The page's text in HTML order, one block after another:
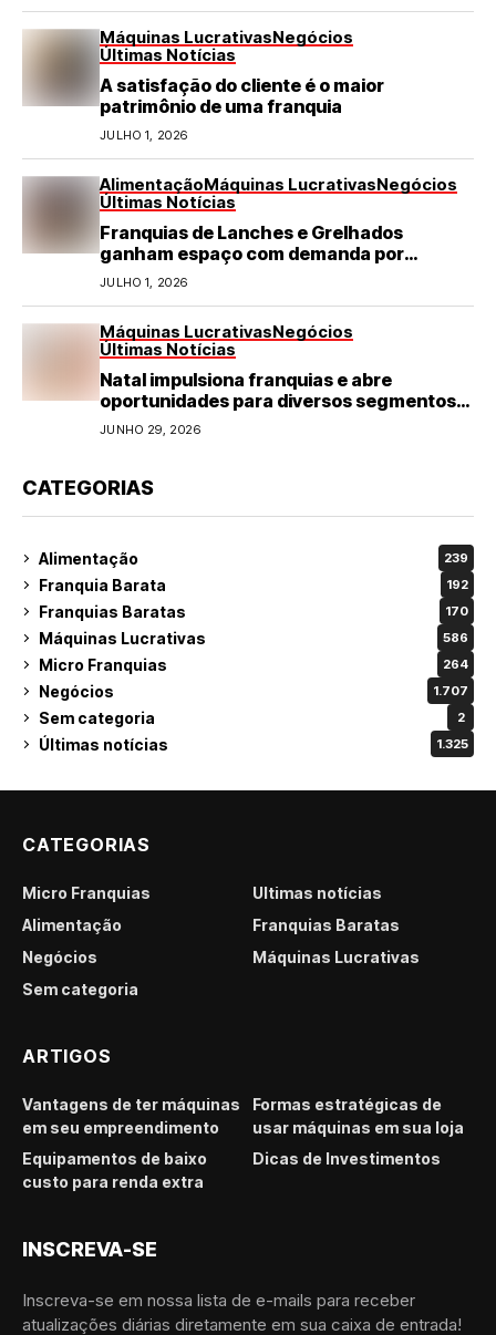
Máquinas LucrativasNegócios
Últimas Notícias
A satisfação do cliente é o maior
patrimônio de uma franquia
JULHO 1, 2026
AlimentaçãoMáquinas LucrativasNegócios
Últimas Notícias
Franquias de Lanches e Grelhados
ganham espaço com demanda por
refeições rápidas e de qualidade
JULHO 1, 2026
Máquinas LucrativasNegócios
Últimas Notícias
Natal impulsiona franquias e abre
oportunidades para diversos segmentos
do varejo
JUNHO 29, 2026
CATEGORIAS
Alimentação 239
Franquia Barata 192
Franquias Baratas 170
Máquinas Lucrativas 586
Micro Franquias 264
Negócios 1.707
Sem categoria 2
Últimas notícias 1.325
CATEGORIAS
Micro Franquias
Últimas notícias
Alimentação
Franquias Baratas
Negócios
Máquinas Lucrativas
Sem categoria
ARTIGOS
Vantagens de ter máquinas
em seu empreendimento
Formas estratégicas de
usar máquinas em sua loja
Equipamentos de baixo
custo para renda extra
Dicas de Investimentos
INSCREVA-SE
Inscreva-se em nossa lista de e-mails para receber
atualizações diárias diretamente em sua caixa de entrada!